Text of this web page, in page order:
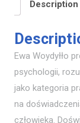
Description
Ewa Woydyłło
psychologii,
jako kategoria
na
człowieka.